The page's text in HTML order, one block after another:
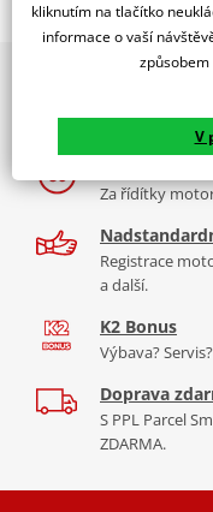
Sada ložisek + těsnění
All Balls Racing je
.
společností Power Sport
ložiskům.Více informací o
Zobrazit všechny
2x
9 značek
díly, to vše v
Za řídítky
Registrace
a další.
K2 Bonus
Výbava?
Doprava
S PPL Parcel
ZDARMA.
kliknutím na tlačítko
informace o vaší
V